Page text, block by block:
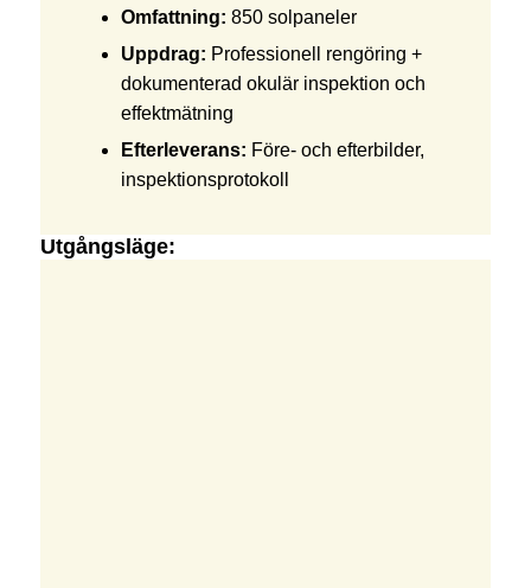
Omfattning: 850 solpaneler
Uppdrag: Professionell rengöring +
dokumenterad okulär inspektion och
effektmätning
Efterleverans: Före- och efterbilder,
inspektionsprotokoll
Utgångsläge: